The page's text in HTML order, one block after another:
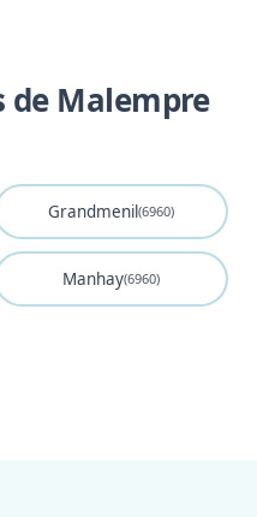
de Malempre
Grandmenil(6960)
Manhay(6960)